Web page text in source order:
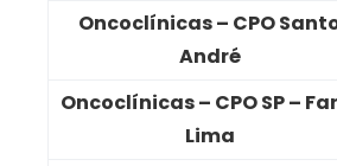
Oncoclínicas – CPO
André
Oncoclínicas – CPO SP –
Lima